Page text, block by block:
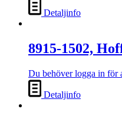
Detaljinfo
8915-1502,
Du behöver logga in för
Detaljinfo